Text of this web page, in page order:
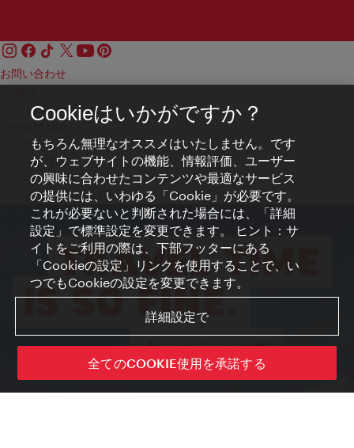
お問い合わせ
プライバシーポリシー
アクセシビリティ
プレス連絡先
クッキーの設定
© Copyright WienTourismus
Cookieはいかがですか？
もちろん無理なオススメはいたしません。です
が、ウェブサイトの機能、情報評価、ユーザー
の興味に合わせたコンテンツや最適なサービス
の提供には、いわゆる「Cookie」が必要です。
これが必要ないと判断された場合には、「詳細
設定」で標準設定を変更できます。 ヒント：サ
イトをご利用の際は、下部フッターにある
「Cookieの設定」リンクを使用することで、い
つでもCookieの設定を変更できます。
詳細設定で
全てのCOOKIE使用を承諾する